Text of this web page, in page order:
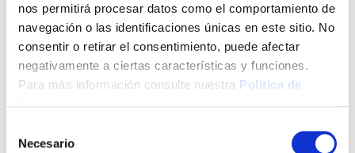
nos permitirá procesar datos como el comportamiento de
navegación o las identificaciones únicas en este sitio. No
consentir o retirar el consentimiento, puede afectar
negativamente a ciertas características y funciones.
Para más información consulte nuestra Política de
Necesario
Click&Collect - Recogida gratis
Envío a domicilio: